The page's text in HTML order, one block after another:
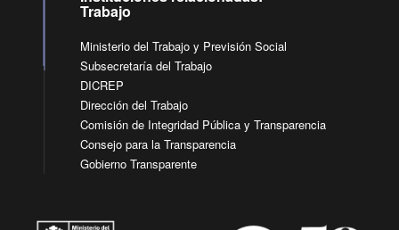
Trabajo
Ministerio del Trabajo y Previsión Social
Subsecretaría del Trabajo
DICREP
Dirección del Trabajo
Comisión de Integridad Pública y Transparencia
Consejo para la Transparencia
Gobierno Transparente